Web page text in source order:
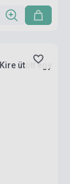
ütött egy